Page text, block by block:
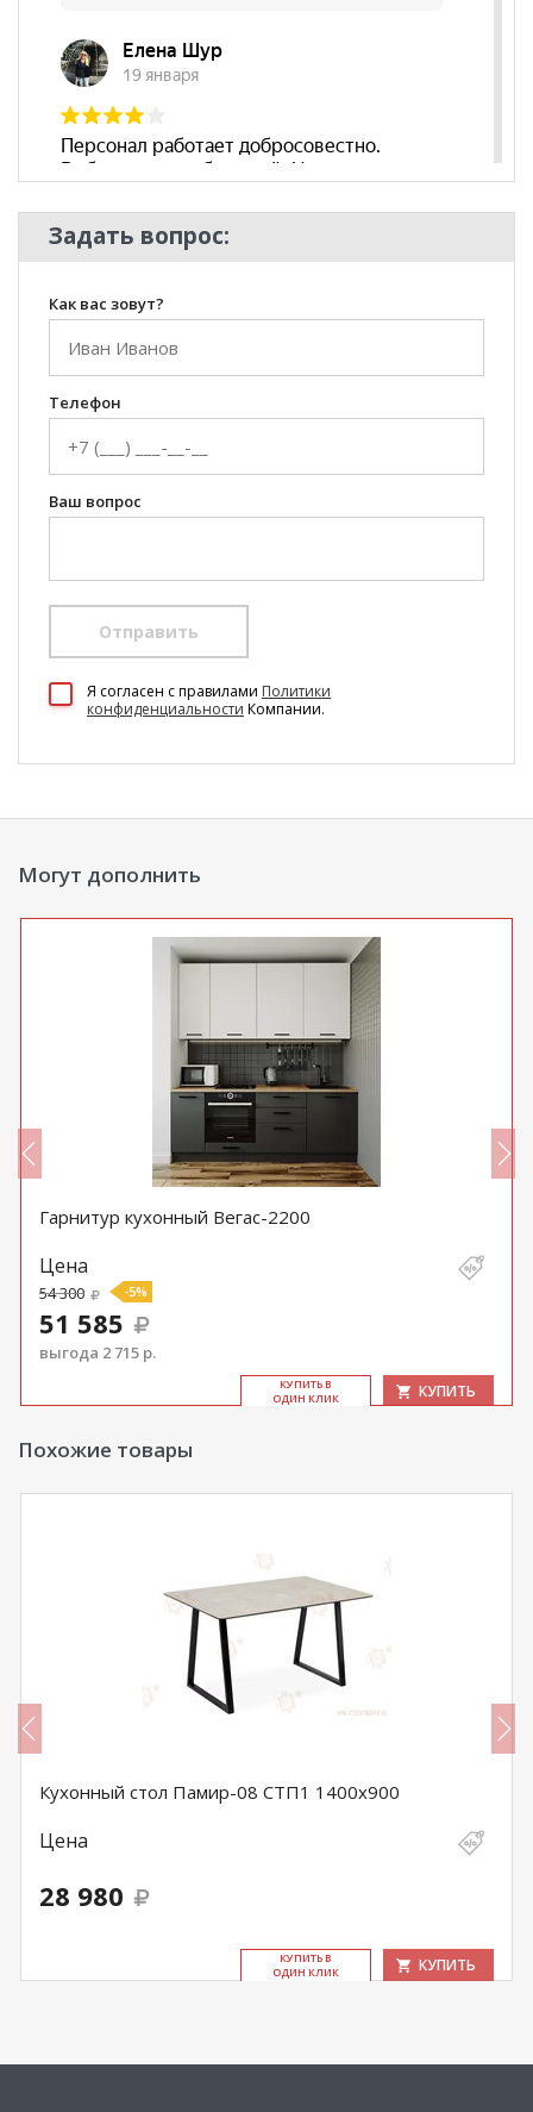
Стиль
Эко-стиль, Современный
Комната
Пол
Задать вопрос:
Как вас зовут?
Телефон
Ваш вопрос
Отправить
Я согласен c правилами Политики
конфиденциальности Компании.
Могут дополнить
Гарнитур кухонный Вегас-2200
Цена
54 300 -5%
51 585
выгода 2 715 р.
КУ­ПИТЬ В
ОДИН КЛИК
КУПИТЬ
Похожие товары
Кухонный стол Памир-08 СТП1 1400х900
Цена
28 980
КУ­ПИТЬ В
ОДИН КЛИК
КУПИТЬ